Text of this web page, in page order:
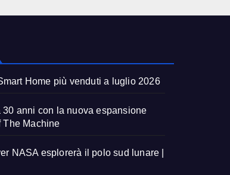
Home più venduti a luglio 2026
30 anni con la nuova espansione
The Machine
NASA esplorerà il polo sud lunare |